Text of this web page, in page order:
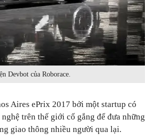
Devbot của Roborace.
Aires ePrix 2017 bởi một startup có
trên thế giới cố gắng để đưa những
giao thông nhiều người qua lại.